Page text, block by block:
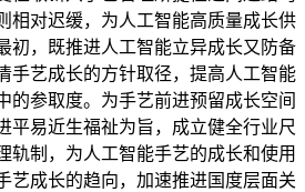
相对迟缓，为人工智能高质量成长供
初，既推进人工智能立异成长又防备
手艺成长的方针取径，提高人工智能
的参取度。为手艺前进预留成长空间
平易近生福祉为旨，成立健全行业尺
轨制，为人工智能手艺的成长和使用
艺成长的趋向，加速推进国度层面关